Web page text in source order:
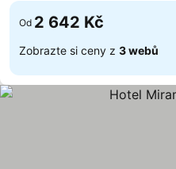
Od 2 642 Kč
Zobrazte si ceny z 3 webů